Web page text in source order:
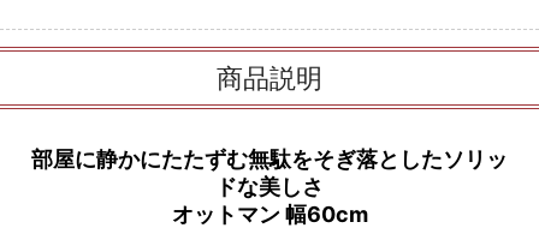
商品説明
部屋に静かにたたずむ無駄をそぎ落としたソリッ
ドな美しさ
オットマン 幅60cm